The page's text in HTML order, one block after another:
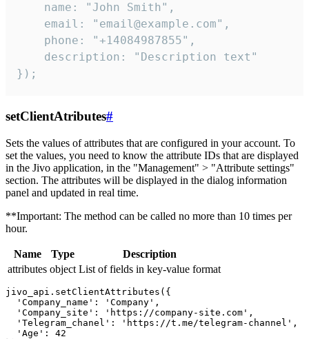
    name: "John Smith",
    email: "email@example.com",
    phone: "+14084987855",
    description: "Description text"
});
setClientAtributes#
Sets the values ​​of attributes that are configured in your account. To
set the values, you need to know the attribute IDs that are displayed
in the Jivo application, in the "Management" > "Attribute settings"
section. The attributes will be displayed in the dialog information
panel and updated in real time.
**Important: The method can be called no more than 10 times per
hour.
Name Type
Description
attributes object List of fields in key-value format
jivo_api.setClientAttributes({
  'Company_name': 'Company',
  'Company_site': 'https://company-site.com',
  'Telegram_chanel': 'https://t.me/telegram-channel',
  'Age': 42